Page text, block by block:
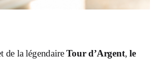
de la légendaireTour d’Argent,le